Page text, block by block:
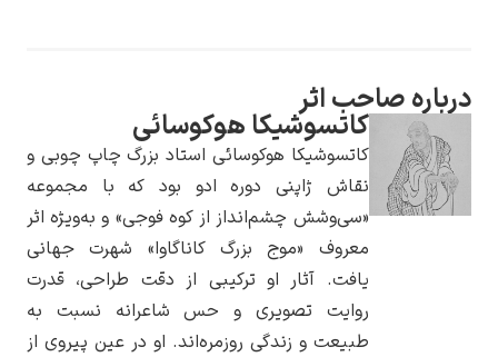
اثر
کاتسوشیکا هوکوسائی
کاتسوشیکا هوکوسائی استاد بزرگ چاپ چوبی و
نقاش ژاپنی دوره ادو بود که با مجموعه
«سی‌وشش چشم‌انداز از کوه فوجی» و به‌ویژه اثر
معروف «موج بزرگ کاناگاوا» شهرت جهانی
یافت. آثار او ترکیبی از دقت طراحی، قدرت
روایت تصویری و حس شاعرانه نسبت به
طبیعت و زندگی روزمره‌اند. او در عین پیروی از